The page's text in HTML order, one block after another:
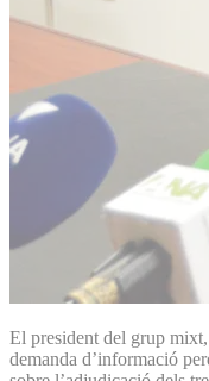
El president del grup
demanda d’informació